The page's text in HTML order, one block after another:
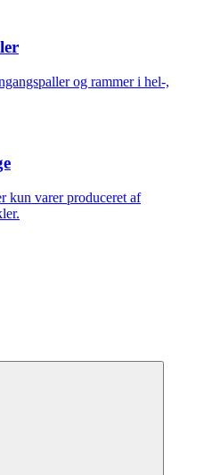
og rammer i hel-,
kun varer produceret af